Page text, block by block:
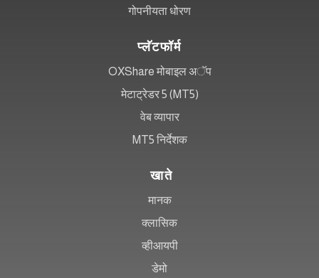
गोपनीयता धोरण
प्लॅटफॉर्म
OXShare मोबाइल अॅप
मेटाट्रेडर 5 (MT5)
वेब व्यापार
MT5 निर्देशक
खाते
मानक
क्लासिक
व्हीआयपी
डेमो